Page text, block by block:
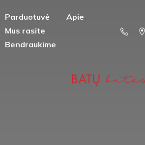
Parduotuvė
Apie
Mus rasite
Bendraukime